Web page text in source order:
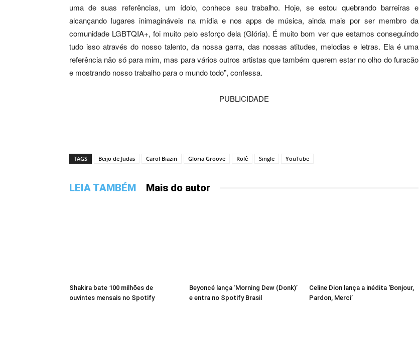
uma de suas referências, um ídolo, conhece seu trabalho. Hoje, se estou quebrando barreiras e
alcançando lugares inimagináveis na mídia e nos apps de música, ainda mais por ser membro da
comunidade LGBTQIA+, foi muito pelo esforço dela (Glória). É muito bom ver que estamos conseguindo
tudo isso através do nosso talento, da nossa garra, das nossas atitudes, melodias e letras. Ela é uma
referência não só para mim, mas para vários outros artistas que também querem estar no olho do furacão
e mostrando nosso trabalho para o mundo todo”, confessa.
PUBLICIDADE
TAGS Beijo de Judas Carol Biazin Gloria Groove Rolê Single YouTube
LEIA TAMBÉM Mais do autor
Shakira bate 100 milhões de
ouvintes mensais no Spotify
Beyoncé lança ‘Morning Dew (Donk)’
e entra no Spotify Brasil
Celine Dion lança a inédita ‘Bonjour,
Pardon, Merci’